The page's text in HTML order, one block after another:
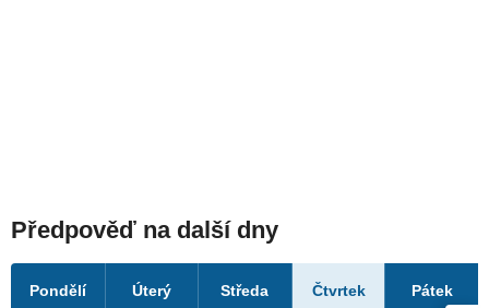
Předpověď na další dny
Pondělí Úterý Středa Čtvrtek Pátek